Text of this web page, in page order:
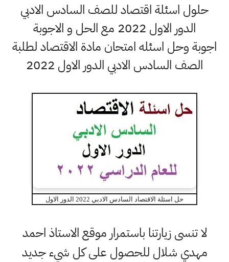
حلول اسئلة اقتصاد للصف السادس الادبي
الدور الاول 2022 مع الحل و الاجوبة
اجوبة وحل اسئله امتحان مادة الاقتصاد لطلبة
الصف السادس الادبي الدور الاول 2022
حل اسئلة الاقتصاد السادس الادبي 2022 الدور الاول
لا تنسى زيارتنا باستمرار موقع الاستاذ احمد
مهدي شلال للحصول على كل شيء جديد